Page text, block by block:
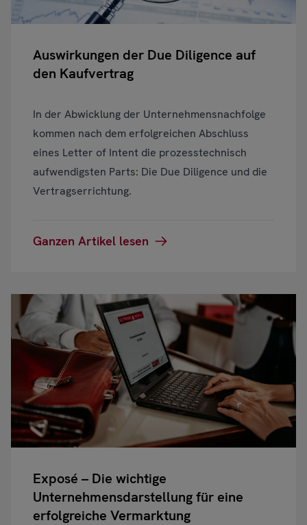
Auswirkungen der Due Diligence auf
den Kaufvertrag
In der Abwicklung der Unternehmensnachfolge
kommen nach dem erfolgreichen Abschluss
eines Letter of Intent die prozesstechnisch
aufwendigsten Parts: Die Due Diligence und die
Vertragserrichtung.
Ganzen Artikel lesen
Exposé – Die wichtige
Unternehmensdarstellung für eine
erfolgreiche Vermarktung